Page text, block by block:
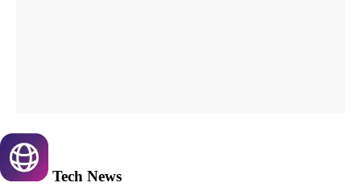
Tech News